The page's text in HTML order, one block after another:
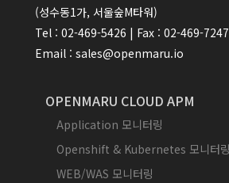
(성수동1가, 서울숲M타워)
Tel : 02-469-5426 | Fax : 02-469-7247
Email : sales@openmaru.io
OPENMARU CLOUD APM
Application 모니터링
Openshift & Kubernetes 모니터링
WEB/WAS 모니터링